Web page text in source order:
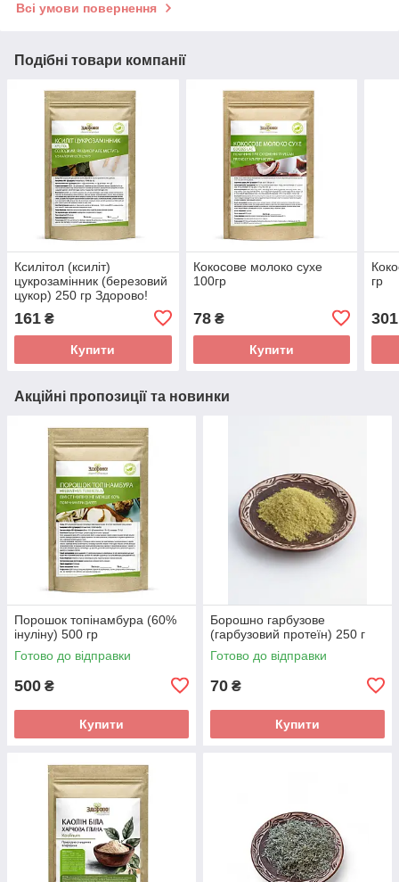
Всі умови повернення
Подібні товари компанії
Ксилітол (ксиліт)
цукрозамінник (березовий
цукор) 250 гр Здорово!
161 ₴
Купити
Кокосове молоко сухе
100гр
78₴
Купити
гр
301
Акційні пропозиції та новинки
Порошок топінамбура (60%
інуліну) 500 гр
Готово до відправки
500 ₴
Купити
Борошно гарбузове
(гарбузовий протеїн) 250 г
Готово до відправки
70 ₴
Купити